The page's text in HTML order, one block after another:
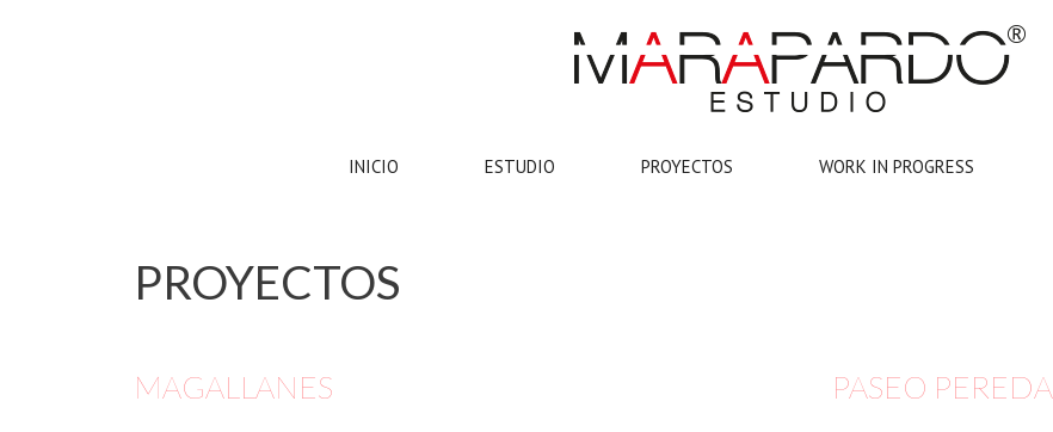
INICIO ESTUDIO PROYECTOS WORK IN PROGRESS
PROYECTOS
MAGALLANES PASEO PEREDA